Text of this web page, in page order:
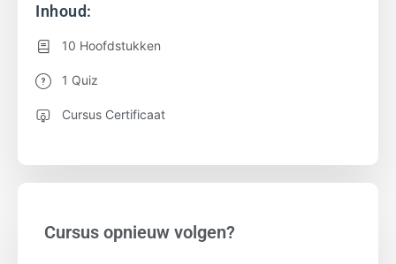
Inhoud:
10 Hoofdstukken
1 Quiz
Cursus Certificaat
Cursus opnieuw volgen?